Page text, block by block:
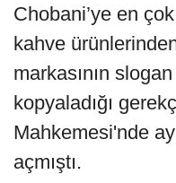
Chobani’ye en
kahve
markasının
kopyaladığı
Mahkemesi'nde
açmıştı.